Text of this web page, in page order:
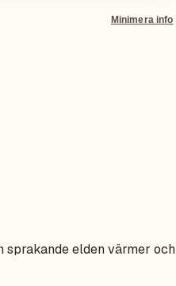
Minimera info
sprakande elden värmer och